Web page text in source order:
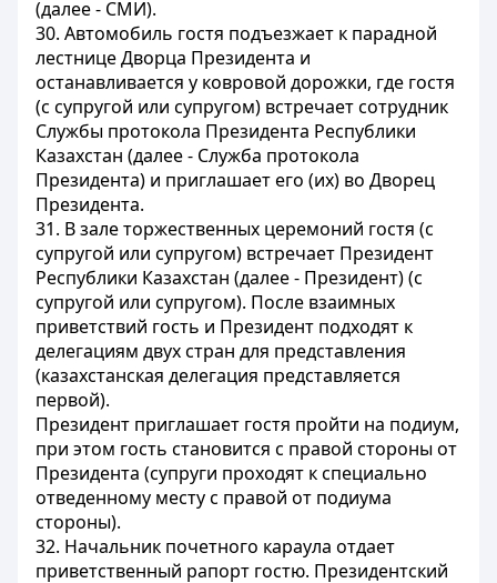
(далее - СМИ).
30. Автомобиль гостя подъезжает к парадной
лестнице Дворца Президента и
останавливается у ковровой дорожки, где гостя
(с супругой или супругом) встречает сотрудник
Службы протокола Президента Республики
Казахстан (далее - Служба протокола
Президента) и приглашает его (их) во Дворец
Президента.
31. В зале торжественных церемоний гостя (с
супругой или супругом) встречает Президент
Республики Казахстан (далее - Президент) (с
супругой или супругом). После взаимных
приветствий гость и Президент подходят к
делегациям двух стран для представления
(казахстанская делегация представляется
первой).
Президент приглашает гостя пройти на подиум,
при этом гость становится с правой стороны от
Президента (супруги проходят к специально
отведенному месту с правой от подиума
стороны).
32. Начальник почетного караула отдает
приветственный рапорт гостю. Президентский